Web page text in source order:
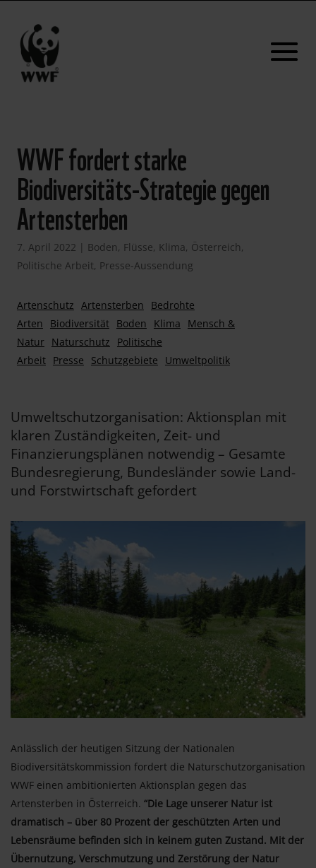
WWF fordert starke
Biodiversitäts-Strategie gegen
Artensterben
7. April 2022 | Boden, Flüsse, Klima, Österreich,
Politische Arbeit, Presse-Aussendung
Artenschutz Artensterben
Bedrohte
Arten
Biodiversität Boden Klima
Mensch &
Natur Naturschutz
Politische
Arbeit Presse Schutzgebiete Umweltpolitik
Umweltschutzorganisation: Aktionsplan mit
klaren Zuständigkeiten, Zeit- und
Finanzierungsplänen notwendig – Gesamte
Bundesregierung, Bundesländer sowie Land-
und Forstwirtschaft gefordert
Anlässlich der heutigen Sitzung der Nationalen
Biodiversitätskommission fordert die Naturschutzorganisation
WWF einen ambitionierten Aktionsplan gegen das
Artensterben in Österreich. “Die Lage unserer Natur ist
dramatisch – über 80 Prozent der geschützten Arten und
Lebensräume befinden sich in keinem guten Zustand. Mit der
Übernutzung, Verschmutzung und Zerstörung der Natur